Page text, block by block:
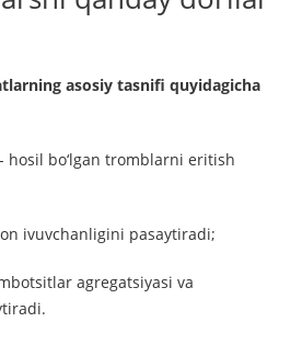
asosiy tasnifi quyidagicha
bo‘lgan tromblarni eritish
ivuvchanligini pasaytiradi;
agregatsiyasi va